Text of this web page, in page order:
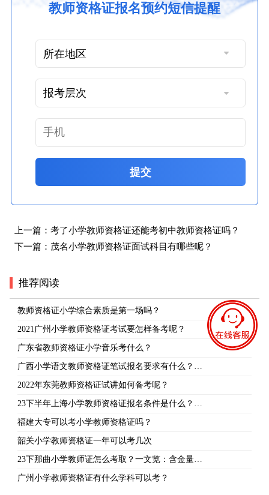
教师资格证报名预约短信提醒
提交
上一篇： 考了小学教师资格证还能考初中教师资格证吗？
下一篇： 茂名小学教师资格证面试科目有哪些呢？
推荐阅读
教师资格证小学综合素质是第一场吗？
2021广州小学教师资格证考试要怎样备考呢？
广东省教师资格证小学音乐考什么？
广西小学语文教师资格证笔试报名要求有什么？…
2022年东莞教师资格证试讲如何备考呢？
23下半年上海小学教师资格证报名条件是什么？…
福建大专可以考小学教师资格证吗？
韶关小学教师资格证一年可以考几次
23下那曲小学教师证怎么考取？一文览：含金量…
广州小学教师资格证有什么学科可以考？